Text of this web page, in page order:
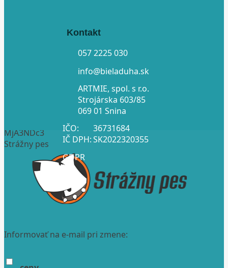
Kontakt
057 2225 030
info@bieladuha.sk
ARTMIE, spol. s r.o.
Strojárska 603/85
069 01 Snina
IČO:
36731684
IČ DPH:SK2022320355
GDPR
MjA3NDc3
Strážny pes
Informovať na e-mail pri zmene: